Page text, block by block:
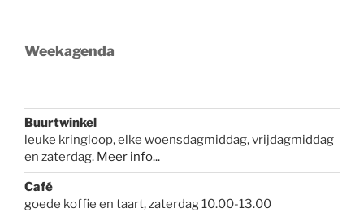
Weekagenda
Buurtwinkel
leuke kringloop, elke woensdagmiddag, vrijdagmiddag
en zaterdag. Meer info...
Café
goede koffie en taart, zaterdag 10.00-13.00